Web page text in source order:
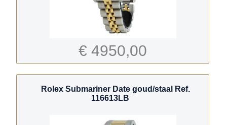
€ 4950,00
Rolex Submariner Date goud/staal Ref.
116613LB